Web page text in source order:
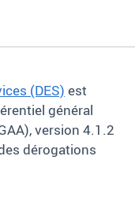
(DES) est
général
version 4.1.2
dérogations